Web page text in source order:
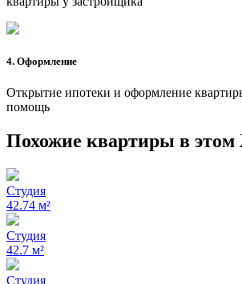
4. Оформление
Открытие ипотеки и оформление
помощь
Похожие квартиры в
Студия
42.74 м²
Студия
42.7 м²
Студия